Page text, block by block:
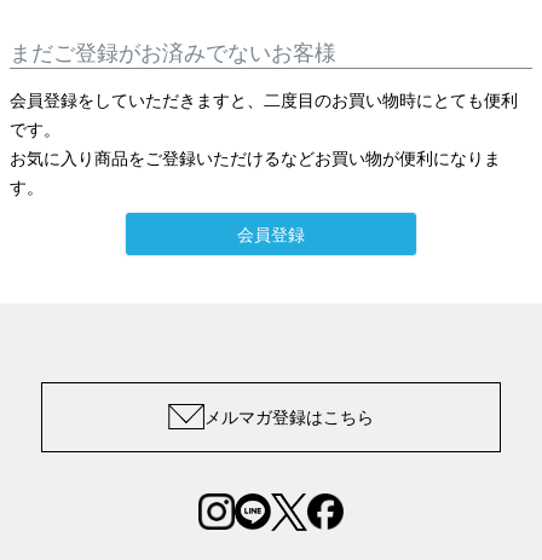
まだご登録がお済みでないお客様
会員登録をしていただきますと、二度目のお買い物時にとても便利
です。
お気に入り商品をご登録いただけるなどお買い物が便利になりま
す。
会員登録
メルマガ登録はこちら